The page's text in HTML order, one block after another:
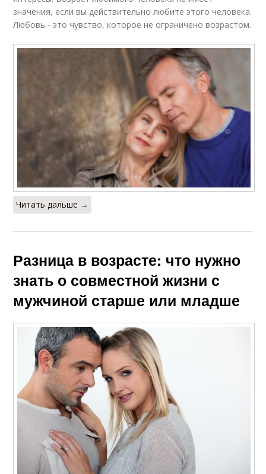
значения, если вы действительно любите этого человека.
Любовь - это чувство, которое не ограничено возрастом.
Читать дальше →
Разница в возрасте: что нужно
знать о совместной жизни с
мужчиной старше или младше